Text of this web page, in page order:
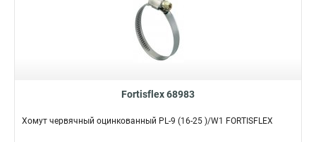
Fortisflex 68983
Хомут червячный оцинкованный PL-9 (16-25 )/W1 FORTISFLEX